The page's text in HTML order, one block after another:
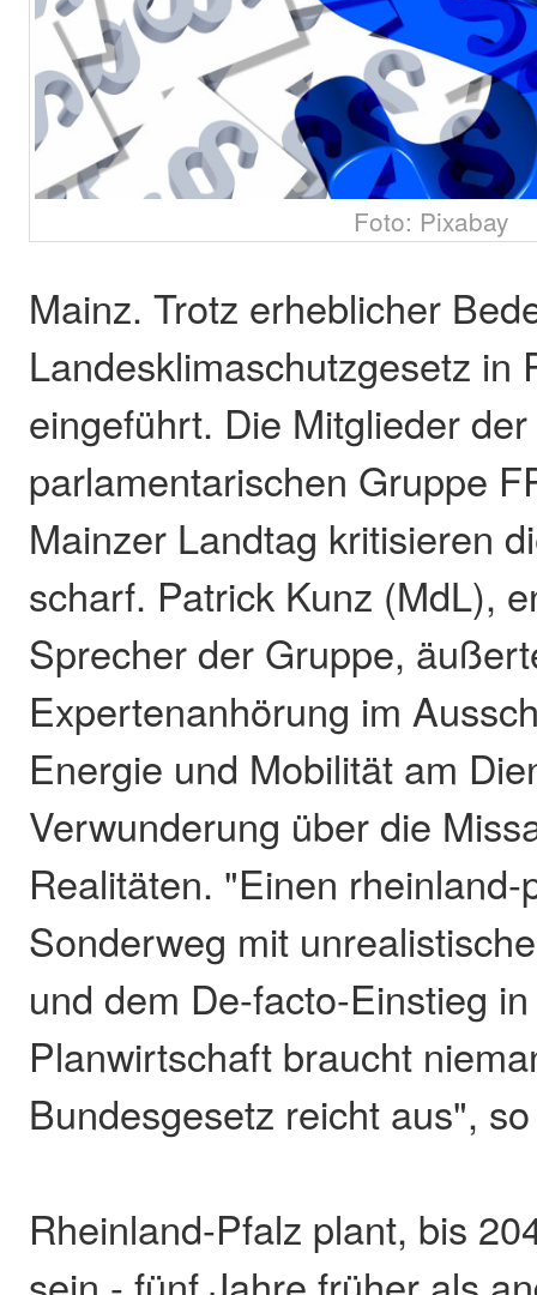
Foto: Pixabay
Mainz. Trotz erheblicher
Landesklimaschutzgesetz in
eingeführt. Die Mitglieder der
parlamentarischen Gruppe
Mainzer Landtag kritisieren
scharf. Patrick Kunz (MdL),
Sprecher der Gruppe,
Expertenanhörung im
Energie und Mobilität am
Verwunderung über die
Realitäten. "Einen rheinland-
Sonderweg mit
und dem De-facto-Einstieg
Planwirtschaft braucht
Bundesgesetz reicht aus",
Rheinland-Pfalz plant, bis